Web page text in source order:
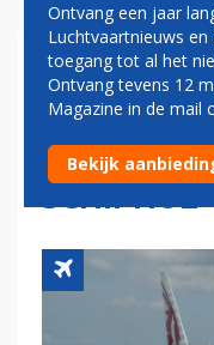
QATAR
MEDIO
SCHIPHOL
Ontvang een jaar
Luchtvaartnieuws
toegang tot al het
Ontvang tevens 12
Magazine in de mail
Bekijk